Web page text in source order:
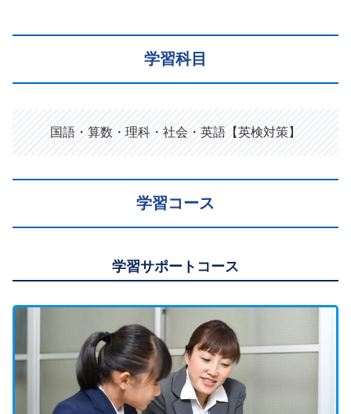
学習科目
国語・算数・理科・社会・英語【英検対策】
学習コース
学習サポートコース